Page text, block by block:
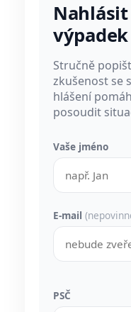
výpadek
Stručně
zkušenost se
hlášení
posoudit
Vaše jméno
E-mail
PSČ